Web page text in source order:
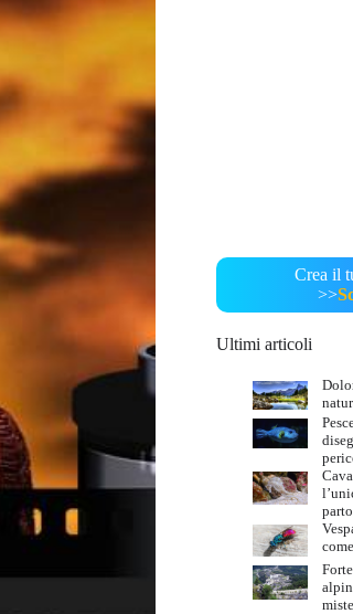
Crea il
>>
Ultimi articoli